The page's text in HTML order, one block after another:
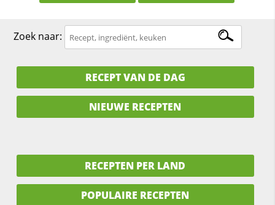
Zoek naar:
RECEPT VAN DE DAG
NIEUWE RECEPTEN
RECEPTEN PER LAND
POPULAIRE RECEPTEN